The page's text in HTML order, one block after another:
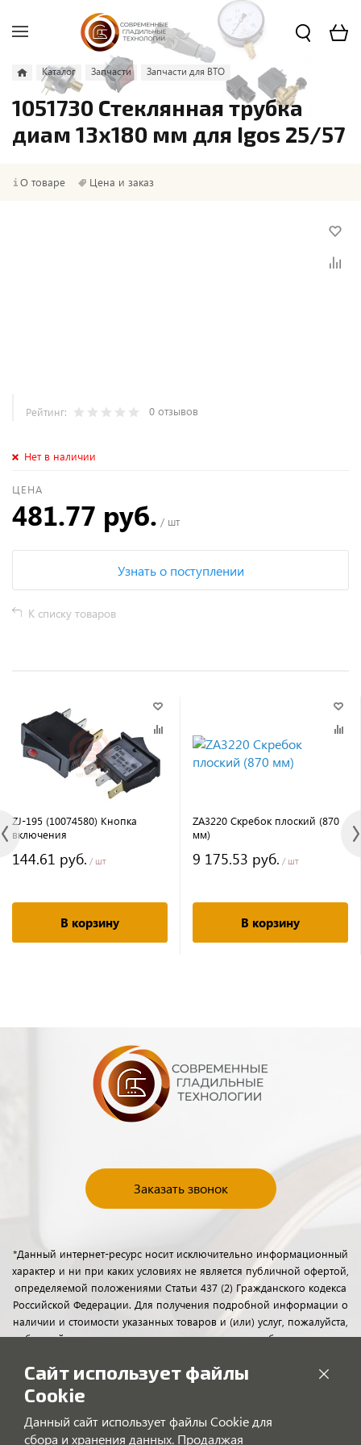
Каталог Запчасти Запчасти для ВТО
1051730 Стеклянная трубка
диам 13х180 мм для Igos 25/57
О товаре Цена и заказ
Рейтинг: 0 отзывов
Нет в наличии
ЦЕНА
481.77 руб. / шт
Узнать о поступлении
К списку товаров
ZJ-195 (10074580) Кнопка
включения
144.61 руб. / шт
В корзину
ZA3220 Скребок плоский (870
мм)
9 175.53 руб. / шт
В корзину
Заказать звонок
*Данный интернет-ресурс носит исключительно информационный
характер и ни при каких условиях не является публичной офертой,
определяемой положениями Статьи 437 (2) Гражданского кодекса
Российской Федерации. Для получения подробной информации о
наличии и стоимости указанных товаров и (или) услуг, пожалуйста,
обращайтесь к менеджерам отдела клиентского обслуживания с
Сайт использует файлы
Cookie
Данный сайт использует файлы Cookie для
сбора и хранения данных. Продалжая